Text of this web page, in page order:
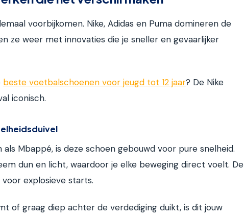
voorbijkomen. Nike, Adidas en Puma domineren de
ze weer met innovaties die je sneller en gevaarlijker
beste voetbalschoenen voor jeugd tot 12 jaar? De Nike
iconisch.
Mbappé, is deze schoen gebouwd voor pure snelheid.
dun en licht, waardoor je elke beweging direct voelt. De
explosieve starts.
of graag diep achter de verdediging duikt, is dit jouw